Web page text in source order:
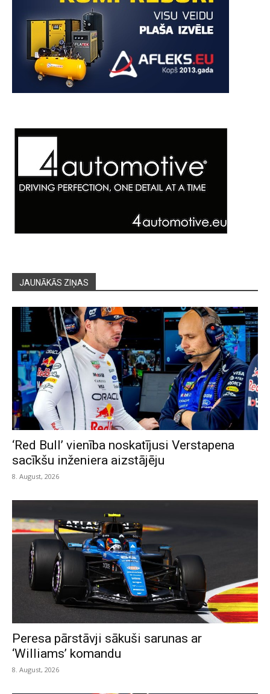
JAUNĀKĀS ZIŅAS
‘Red Bull’ vienība noskatījusi Verstapena
sacīkšu inženiera aizstājēju
8. August, 2026
Peresa pārstāvji sākuši sarunas ar
‘Williams’ komandu
8. August, 2026